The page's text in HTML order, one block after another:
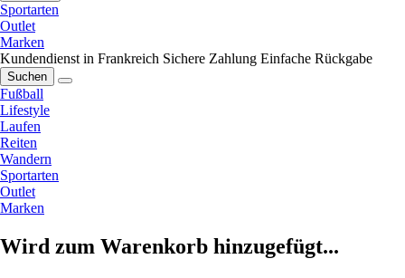
Sportarten
Outlet
Marken
Kundendienst in Frankreich Sichere Zahlung Einfache Rückgabe
Suchen
Fußball
Lifestyle
Laufen
Reiten
Wandern
Sportarten
Outlet
Marken
Wird zum Warenkorb hinzugefügt...